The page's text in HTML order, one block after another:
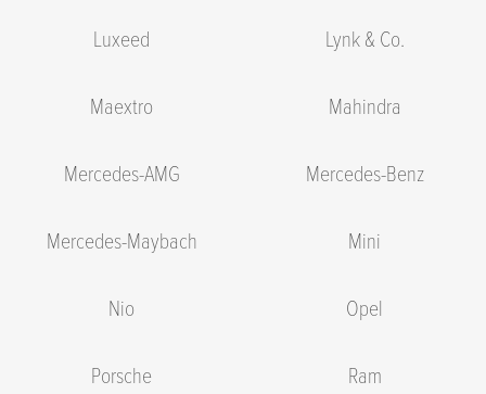
Luxeed Lynk & Co.
Maextro Mahindra
Mercedes-AMG Mercedes-Benz
Mercedes-Maybach Mini
Nio Opel
Porsche Ram